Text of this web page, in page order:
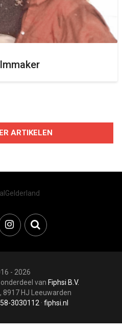
ARTIKELEN
- 2026
onderdeel van Fiphsi B.V.
8917 HJ Leeuwarden
3030112 · fiphsi.nl